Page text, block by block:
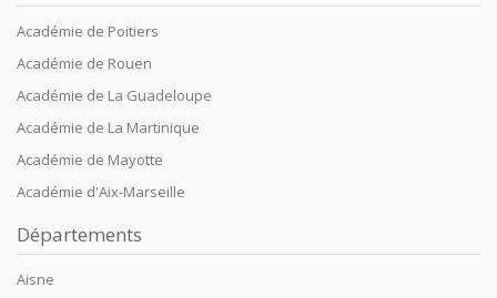
Académie de Poitiers
Académie de Rouen
Académie de La Guadeloupe
Académie de La Martinique
Académie de Mayotte
Académie d'Aix-Marseille
Départements
Aisne